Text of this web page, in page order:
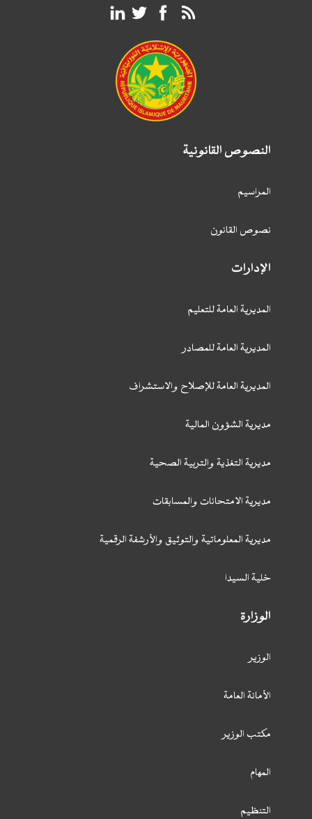
النصوص القانونية
المراسيم
نصوص القانون
الإدارات
المديرية العامة للتعليم
المديرية العامة للمصادر
المديرية العامة للإصلاح والاستشراف
مديرية الشؤون المالية
مديرية التغذية والتربية الصحية
مديرية الامتحانات والمسابقات
مديرية المعلوماتية والتوثيق والأرشفة الرقمية
خلية السيدا
الوزارة
الوزير
الأمانة العامة
مكتب الوزير
المهام
التنظيم